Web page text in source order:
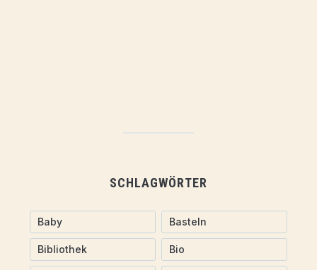
SCHLAGWÖRTER
Baby Basteln
Bibliothek Bio